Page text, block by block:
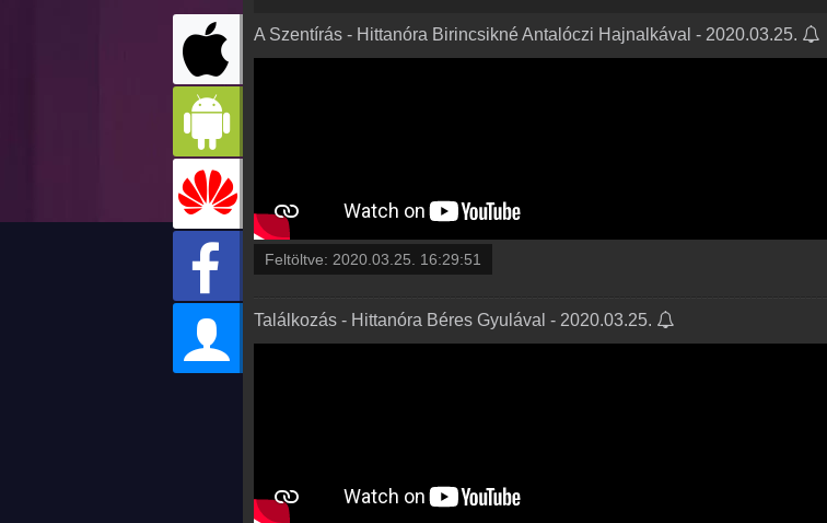
A Szentírás - Hittanóra Birincsikné Antalóczi Hajnalkával - 2020.03.25.
Feltöltve: 2020.03.25. 16:29:51
Találkozás - Hittanóra Béres Gyulával - 2020.03.25.